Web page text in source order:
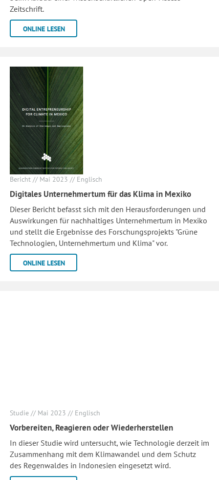
Zeitschrift.
ONLINE LESEN
Bericht // Mai 2023 // Englisch
Digitales Unternehmertum für das Klima in Mexiko
Dieser Bericht befasst sich mit den Herausforderungen und
Auswirkungen für nachhaltiges Unternehmertum in Mexiko
und stellt die Ergebnisse des Forschungsprojekts "Grüne
Technologien, Unternehmertum und Klima" vor.
ONLINE LESEN
Studie // Mai 2023 // Englisch
Vorbereiten, Reagieren oder Wiederherstellen
In dieser Studie wird untersucht, wie Technologie derzeit im
Zusammenhang mit dem Klimawandel und dem Schutz
des Regenwaldes in Indonesien eingesetzt wird.